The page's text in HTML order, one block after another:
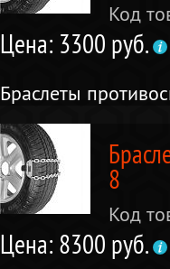
Код
Цена: 3300 руб.
Браслеты
8
Код
Цена: 8300 руб.